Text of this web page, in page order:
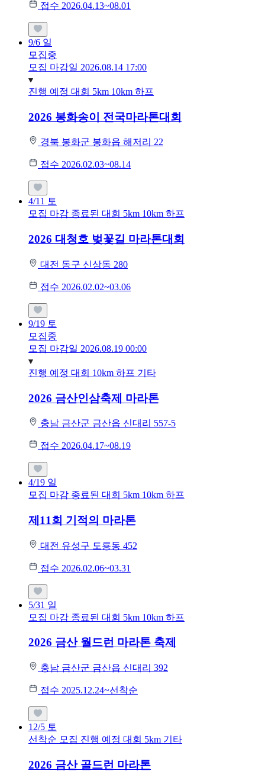
접수 2026.04.13~08.01
9/6 일
모집중
모집 마감일 2026.08.14 17:00
진행 예정 대회 5km 10km 하프
2026 봉화송이 전국마라톤대회
경북 봉화군 봉화읍 해저리 22
접수 2026.02.03~08.14
4/11 토
모집 마감 종료된 대회 5km 10km 하프
2026 대청호 벚꽃길 마라톤대회
대전 동구 신상동 280
접수 2026.02.02~03.06
9/19 토
모집중
모집 마감일 2026.08.19 00:00
진행 예정 대회 10km 하프 기타
2026 금산인삼축제 마라톤
충남 금산군 금산읍 신대리 557-5
접수 2026.04.17~08.19
4/19 일
모집 마감 종료된 대회 5km 10km 하프
제11회 기적의 마라톤
대전 유성구 도룡동 452
접수 2026.02.06~03.31
5/31 일
모집 마감 종료된 대회 5km 10km 하프
2026 금산 월드런 마라톤 축제
충남 금산군 금산읍 신대리 392
접수 2025.12.24~선착순
12/5 토
선착순 모집 진행 예정 대회 5km 기타
2026 금산 골드런 마라톤